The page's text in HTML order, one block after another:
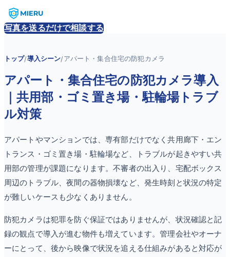
写真を送るだけで相談する
トップ/導入シーン/アパート・集合住宅の防犯カメラ
アパート・集合住宅の防犯カメラ導入
｜共用部・ゴミ置き場・駐輪場トラブ
ル対策
アパートやマンションでは、専有部だけでなく共用廊下・エン
トランス・ゴミ置き場・駐輪場など、トラブルが起きやすい共
用部の管理が課題になります。不審者の出入り、宅配ボックス
周辺のトラブル、夜間の器物損壊など、発生時刻と状況の特定
が難しいケースも少なくありません。
防犯カメラは犯罪を防ぐ保証ではありませんが、状況確認と記
録の観点で導入が進む物件も増えています。管理会社やオーナ
ーにとって、後から映像で状況を追える仕組みがあると対応が